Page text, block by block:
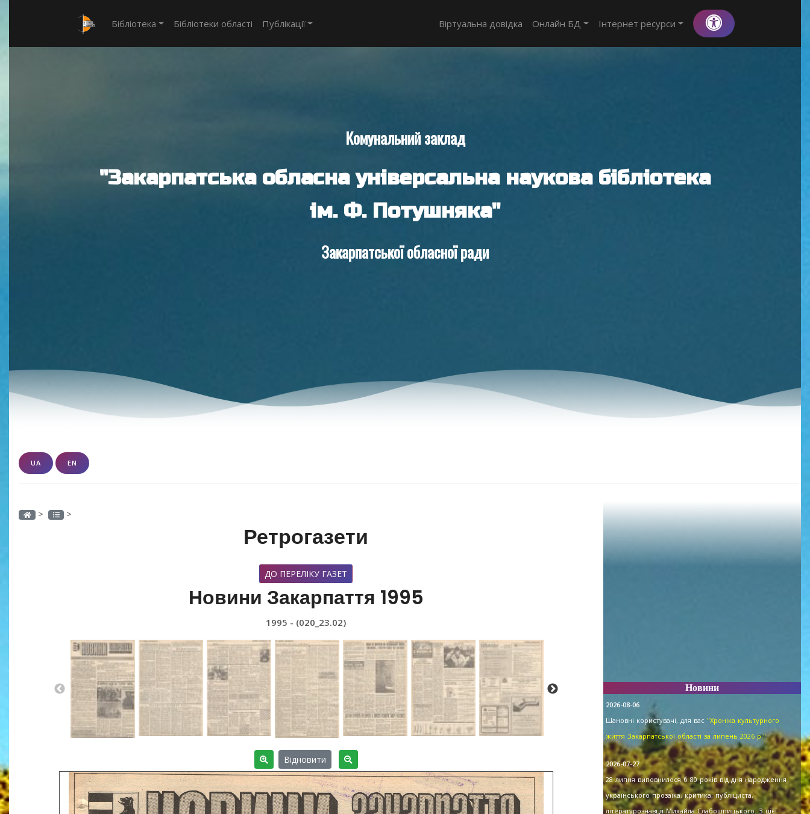
Бібліотека Бібліотеки області Публікації Віртуальна довідка Онлайн БД Інтернет ресурси
Комунальний заклад
"Закарпатська обласна універсальна наукова бібліотека
ім. Ф. Потушняка"
Закарпатської обласної ради
UA EN
> >
Ретрогазети
ДО ПЕРЕЛІКУ ГАЗЕТ
Новини Закарпаття 1995
1995 - (020_23.02)
Відновити
Новини
2026-08-06
Шановні користувачі, для вас "Хроніка культурного
життя Закарпатської області за липень 2026 р.".
2026-07-27
28 липня виповнилося б 80 років від дня народження
українського прозаїка, критика, публіциста,
літературознавця Михайла Слабошпицького. З цієї